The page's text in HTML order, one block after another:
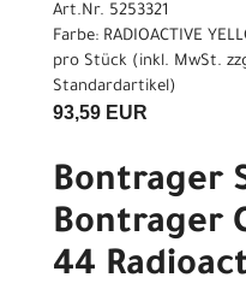
Art.Nr. 5253321
Farbe: RADIOACTIVE
pro Stück (inkl. MwSt.
Standardartikel)
93,59 EUR
Bontrager
Bontrager
44